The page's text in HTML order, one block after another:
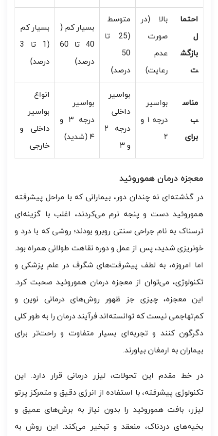
احتما
ل
بازگش
ت
بالا (در
صورت
عدم
رعایت)
متوسط
(25 تا
50
درصد)
بسیار کم (
40 تا 60
درصد)
بسیار کم
(1 تا 3
درصد)
مناس
ب
برای
بواسیر
درجه ۱ و
۲
بواسیر
داخلی
درجه ۲
و ۳
بواسیر
درجه ۳ و
۴ (شدید)
انواع
بواسیر
داخلی و
خارجی
معجزه درمان هموروئید
در گذشته‌ای نه چندان دور، بیمارانی که با مراحل پیشرفته
هموروئید دست و پنجه نرم می‌کردند، اغلب با گزینه‌ای
ترسناک به نام جراحی سنتی روبرو بودند؛ روشی که با درد و
خونریزی شدید، پس از عمل و دوره نقاهت طولانی همراه بود.
اما امروزه، به لطف پیشرفت‌های شگرف در علم پزشکی و
تکنولوژی، می‌توان از معجزه درمان هموروئید صحبت کرد.
این معجزه، چیزی جز ظهور روش‌های درمانی نوین و
کم‌تهاجمی نیست که توانسته‌اند فرآیند درمان را به طور کلی
دگرگون کنند و تجربه‌ای بسیار متفاوت و راحت‌تر برای
بیماران به ارمغان بیاورند.
در خط مقدم این تحولات، لیزر درمانی قرار دارد. این
تکنولوژی پیشرفته، با استفاده از انرژی دقیق و متمرکز پرتو
لیزر، بافت هموروئید را بدون نیاز به برش‌های عمیق و
بخیه‌های دردناک، منعقد و تبخیر می‌کند. این روش به